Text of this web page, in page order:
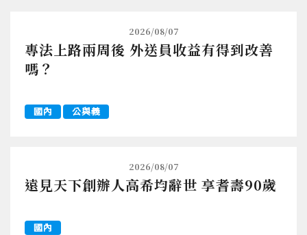
2026/08/07
專法上路兩周後 外送員收益有得到改善
嗎？
國內 公與義
2026/08/07
遠見天下創辦人高希均辭世 享耆壽90歲
國內